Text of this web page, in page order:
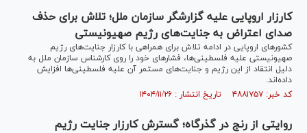
کارزار اروپایی علیه گزارشگر سازمان ملل؛ تلاش برای حذف
صدای اعتراض به جنایت‌های رژیم صهیونیستی
کشور‌های اروپایی در ادامه تلاش برای همراهی با کارزار جنایت‌های رژیم
صهیونیستی علیه فلسطینی‌ها، فشار‌های خود را روی کارشناس سازمان ملل به
دلیل انتقاد از این رژیم و جنایت‌های مستمر آن علیه فلسطینی‌ها افزایش
داده‌اند.
کد خبر: ۴۸۸۱۷۵۷ تاریخ انتشار : ۱۴۰۴/۱۱/۲۶
روایتی از رنج در گذرگاه؛ گسترش کارزار جنایت رژیم